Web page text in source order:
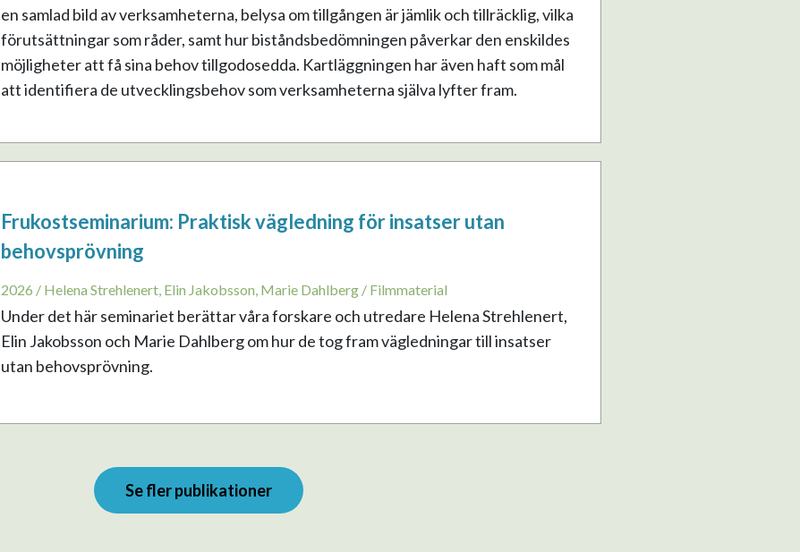
en samlad bild av verksamheterna, belysa om tillgången är jämlik och tillräcklig, vilka
förutsättningar som råder, samt hur biståndsbedömningen påverkar den enskildes
möjligheter att få sina behov tillgodosedda. Kartläggningen har även haft som mål
att identifiera de utvecklingsbehov som verksamheterna själva lyfter fram.
Frukostseminarium: Praktisk vägledning för insatser utan
behovsprövning
2026 / Helena Strehlenert, Elin Jakobsson, Marie Dahlberg / Filmmaterial
Under det här seminariet berättar våra forskare och utredare Helena Strehlenert,
Elin Jakobsson och Marie Dahlberg om hur de tog fram vägledningar till insatser
utan behovsprövning.
Se fler publikationer